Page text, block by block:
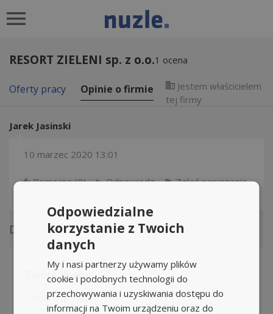
RESORT ZIELENI sp. z o.o.1 ocena
Oferty pracy Opinie o firmie
Jestem właścicielem
tej firmy
Jarek Jasinski
10 marzec 2020 13:01
Pomocna (0) Odpowiedz
Zgłoś naruszenie
Dodaj opinię oRESORT ZIELENI sp. z o.o.
Twoja ocena:
Opinia o firmie
Odpowiedzialne
korzystanie z Twoich
danych
My i nasi partnerzy używamy plików
cookie i podobnych technologii do
przechowywania i uzyskiwania dostępu do
informacji na Twoim urządzeniu oraz do